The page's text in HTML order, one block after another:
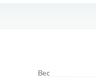
Вес